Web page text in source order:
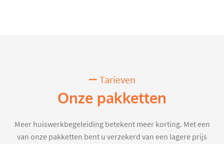
Tarieven
Onze pakketten
Meer huiswerkbegeleiding betekent meer korting. Met een
van onze pakketten bent u verzekerd van een lagere prijs